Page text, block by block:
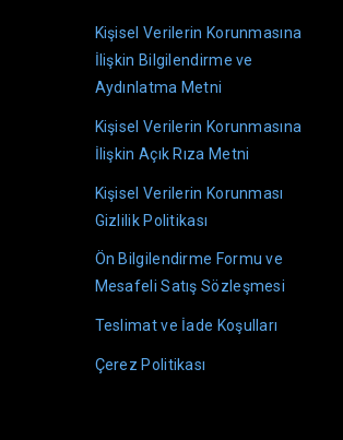
Kişisel Verilerin Korunmasına
İlişkin Bilgilendirme ve
Aydınlatma Metni
Kişisel Verilerin Korunmasına
İlişkin Açık Rıza Metni
Kişisel Verilerin Korunması
Gizlilik Politikası
Ön Bilgilendirme Formu ve
Mesafeli Satış Sözleşmesi
Teslimat ve İade Koşulları
Çerez Politikası